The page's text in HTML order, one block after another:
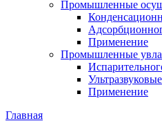
Промышленные
Применение
Промышленные
Ультразвуковые
Применение
Главная